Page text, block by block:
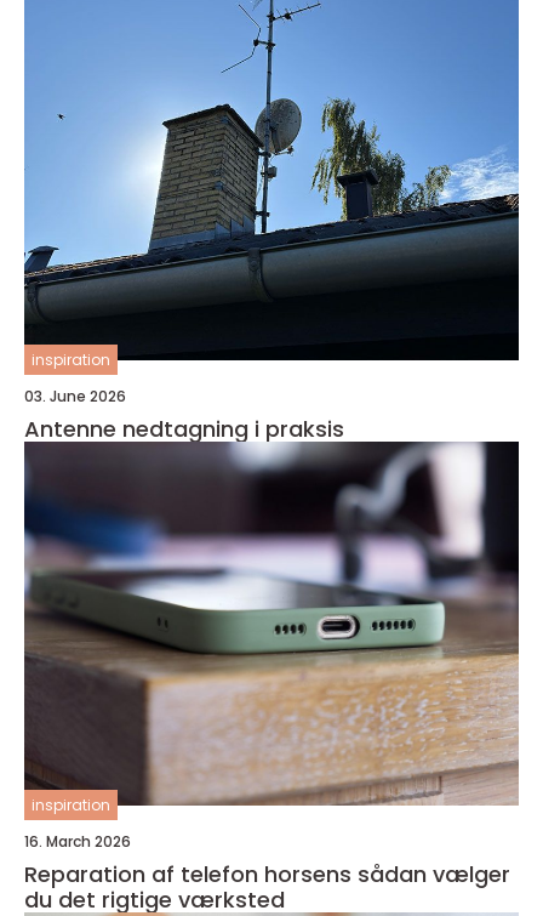
inspiration
03. June 2026
Antenne nedtagning i praksis
inspiration
16. March 2026
Reparation af telefon horsens sådan vælger
du det rigtige værksted